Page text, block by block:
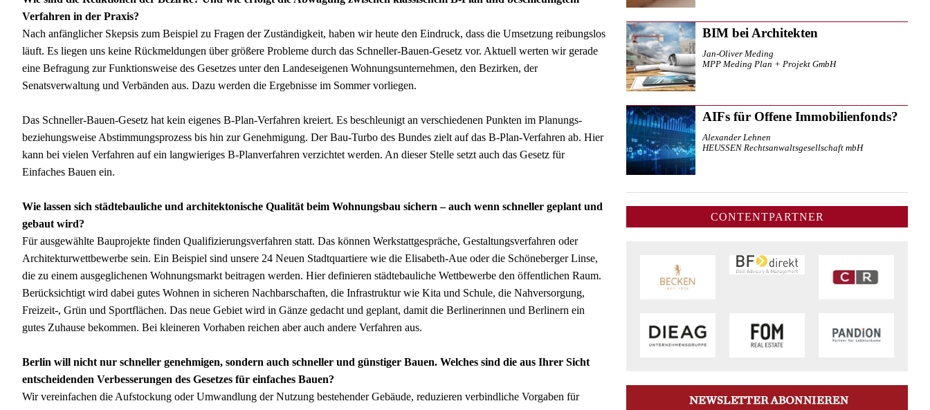
Verfahren in der Praxis?
Nach anfänglicher Skepsis zum Beispiel zu Fragen der Zuständigkeit, haben wir heute den Eindruck, dass die Umsetzung reibungslos
läuft. Es liegen uns keine Rückmeldungen über größere Probleme durch das Schneller-Bauen-Gesetz vor. Aktuell werten wir gerade
eine Befragung zur Funktionsweise des Gesetzes unter den Landeseigenen Wohnungsunternehmen, den Bezirken, der
Senatsverwaltung und Verbänden aus. Dazu werden die Ergebnisse im Sommer vorliegen.
Das Schneller-Bauen-Gesetz hat kein eigenes B-Plan-Verfahren kreiert. Es beschleunigt an verschiedenen Punkten im Planungs-
beziehungsweise Abstimmungsprozess bis hin zur Genehmigung. Der Bau-Turbo des Bundes zielt auf das B-Plan-Verfahren ab. Hier
kann bei vielen Verfahren auf ein langwieriges B-Planverfahren verzichtet werden. An dieser Stelle setzt auch das Gesetz für
Einfaches Bauen ein.
Wie lassen sich städtebauliche und architektonische Qualität beim Wohnungsbau sichern – auch wenn schneller geplant und
gebaut wird?
Für ausgewählte Bauprojekte finden Qualifizierungsverfahren statt. Das können Werkstattgespräche, Gestaltungsverfahren oder
Architekturwettbewerbe sein. Ein Beispiel sind unsere 24 Neuen Stadtquartiere wie die Elisabeth-Aue oder die Schöneberger Linse,
die zu einem ausgeglichenen Wohnungsmarkt beitragen werden. Hier definieren städtebauliche Wettbewerbe den öffentlichen Raum.
Berücksichtigt wird dabei gutes Wohnen in sicheren Nachbarschaften, die Infrastruktur wie Kita und Schule, die Nahversorgung,
Freizeit-, Grün und Sportflächen. Das neue Gebiet wird in Gänze gedacht und geplant, damit die Berlinerinnen und Berlinern ein
gutes Zuhause bekommen. Bei kleineren Vorhaben reichen aber auch andere Verfahren aus.
Berlin will nicht nur schneller genehmigen, sondern auch schneller und günstiger Bauen. Welches sind die aus Ihrer Sicht
entscheidenden Verbesserungen des Gesetzes für einfaches Bauen?
Wir vereinfachen die Aufstockung oder Umwandlung der Nutzung bestehender Gebäude, reduzieren verbindliche Vorgaben für
BIM bei Architekten
Jan-Oliver Meding
MPP Meding Plan + Projekt GmbH
AIFs für Offene Immobilienfonds?
Alexander Lehnen
HEUSSEN Rechtsanwaltsgesellschaft mbH
CONTENTPARTNER